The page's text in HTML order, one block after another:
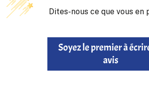
Dites-nous ce que vous en
Soyez le premier à
avis